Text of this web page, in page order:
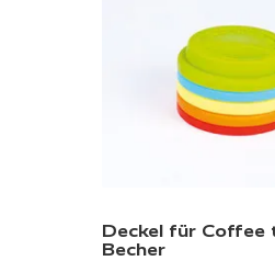
In 4 Farben verfügbar.
Deckel für Coffee
Becher